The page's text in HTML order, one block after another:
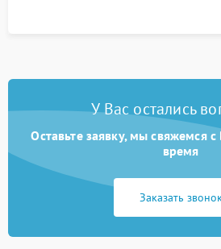
У Вас остались
Оставьте заявку, мы свяжемся
время
Заказать